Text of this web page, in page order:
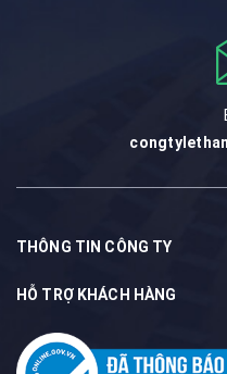
THÔNG TIN CÔNG TY
HỖ TRỢ KHÁCH HÀNG